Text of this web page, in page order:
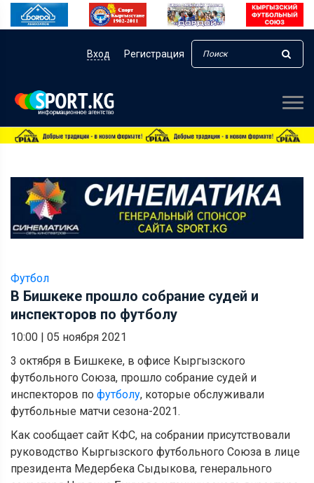
Вход Регистрация
Футбол
В Бишкеке прошло собрание судей и
инспекторов по футболу
10:00 | 05 ноября 2021
3 октября в Бишкеке, в офисе Кыргызского
футбольного Союза, прошло собрание судей и
инспекторов по футболу, которые обслуживали
футбольные матчи сезона-2021.
Как сообщает сайт КФС, на собрании присутствовали
руководство Кыргызского футбольного Союза в лице
президента Медербека Сыдыкова, генерального